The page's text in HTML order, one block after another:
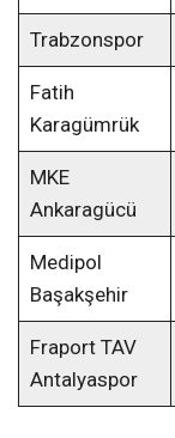
Trabzonspor
Fatih
Karagümrük
MKE
Ankaragücü
Medipol
Başakşehir
Fraport TAV
Antalyaspor